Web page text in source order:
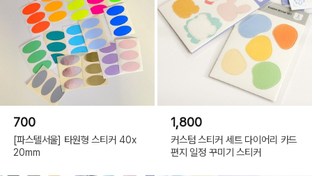
700
[파스텔서울] 타원형 스티커 40x
20mm
1,800
커스텀 스티커 세트 다이어리 카드
편지 일정 꾸미기 스티커